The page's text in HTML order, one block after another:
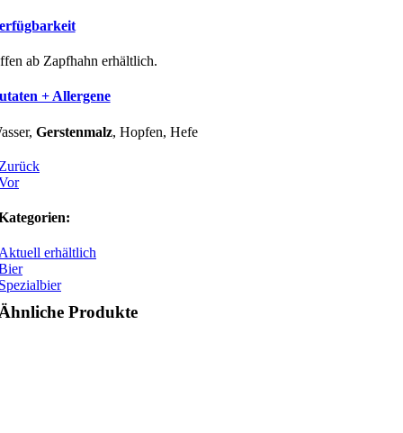
ab Zapfhahn erhältlich.
+ Allergene
Gerstenmalz, Hopfen, Hefe
erhältlich
Produkte